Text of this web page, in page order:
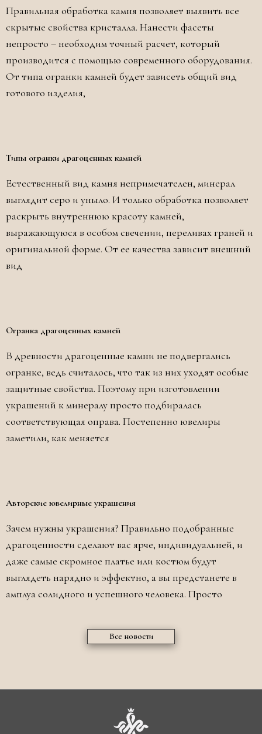
Правильная обработка камня позволяет выявить все
скрытые свойства кристалла. Нанести фасеты
непросто – необходим точный расчет, который
производится с помощью современного оборудования.
От типа огранки камней будет зависеть общий вид
готового изделия,
Типы огранки драгоценных камней
Естественный вид камня непримечателен, минерал
выглядит серо и уныло. И только обработка позволяет
раскрыть внутреннюю красоту камней,
выражающуюся в особом свечении, переливах граней и
оригинальной форме. От ее качества зависит внешний
вид
Огранка драгоценных камней
В древности драгоценные камни не подвергались
огранке, ведь считалось, что так из них уходят особые
защитные свойства. Поэтому при изготовлении
украшений к минералу просто подбиралась
соответствующая оправа. Постепенно ювелиры
заметили, как меняется
Авторские ювелирные украшения
Зачем нужны украшения? Правильно подобранные
драгоценности сделают вас ярче, индивидуальней, и
даже самые скромное платье или костюм будут
выглядеть нарядно и эффектно, а вы предстанете в
амплуа солидного и успешного человека. Просто
Все новости